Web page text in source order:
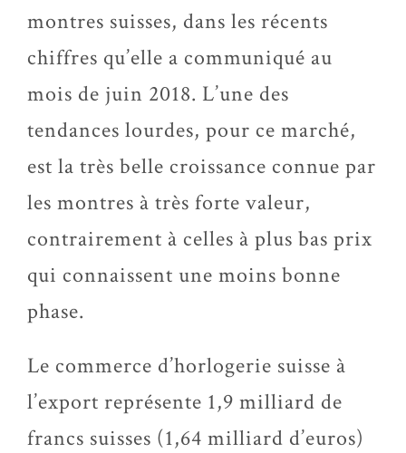
montres suisses, dans les récents
chiffres qu’elle a communiqué au
mois de juin 2018. L’une des
tendances lourdes, pour ce marché,
est la très belle croissance connue par
les montres à très forte valeur,
contrairement à celles à plus bas prix
qui connaissent une moins bonne
phase.
Le commerce d’horlogerie suisse à
l’export représente 1,9 milliard de
francs suisses (1,64 milliard d’euros)